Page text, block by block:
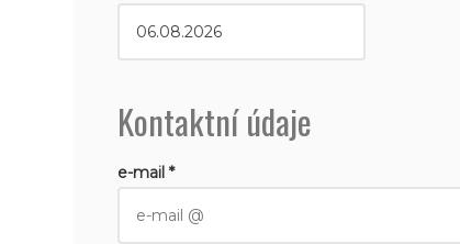
Kontaktní údaje
e-mail *